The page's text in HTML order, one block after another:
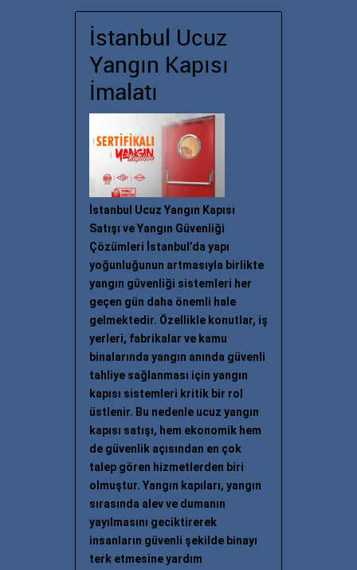
İstanbul Ucuz
Yangın Kapısı
İmalatı
İstanbul Ucuz Yangın Kapısı
Satışı ve Yangın Güvenliği
Çözümleri İstanbul’da yapı
yoğunluğunun artmasıyla birlikte
yangın güvenliği sistemleri her
geçen gün daha önemli hale
gelmektedir. Özellikle konutlar, iş
yerleri, fabrikalar ve kamu
binalarında yangın anında güvenli
tahliye sağlanması için yangın
kapısı sistemleri kritik bir rol
üstlenir. Bu nedenle ucuz yangın
kapısı satışı, hem ekonomik hem
de güvenlik açısından en çok
talep gören hizmetlerden biri
olmuştur. Yangın kapıları, yangın
sırasında alev ve dumanın
yayılmasını geciktirerek
insanların güvenli şekilde binayı
terk etmesine yardım